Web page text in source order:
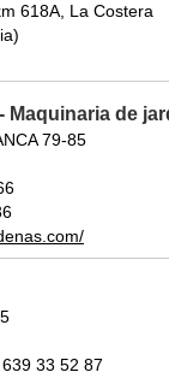
618A, La Costera
Maquinaria de
79-85
33 52 87